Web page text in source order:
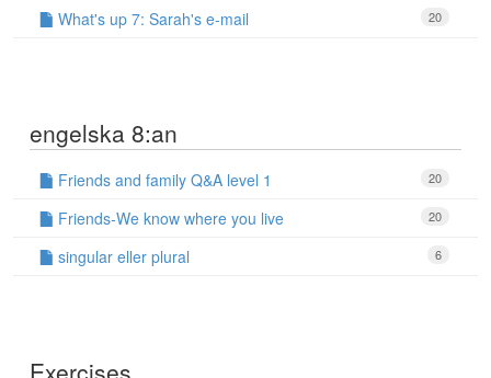
20
What's up 7: Sarah's e-mail
engelska 8:an
20
Friends and family Q&A level 1
20
Friends-We know where you live
6
singular eller plural
Exercises